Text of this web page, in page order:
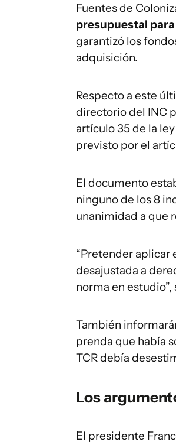
Fuentes de
presupuestal
garantizó los
adquisición.
Respecto a este
directorio del INC
artículo 35 de la
previsto por el
El documento
ninguno de los 8
unanimidad a que
“Pretender aplicar
desajustada a
norma en
También
prenda que había
TCR debía
Los
El presidente